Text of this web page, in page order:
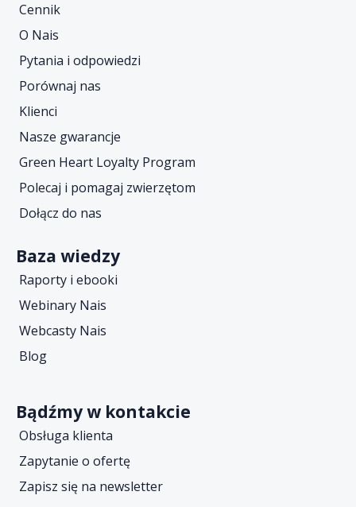
Cennik
O Nais
Pytania i odpowiedzi
Porównaj nas
Klienci
Nasze gwarancje
Green Heart Loyalty Program
Polecaj i pomagaj zwierzętom
Dołącz do nas
Baza wiedzy
Raporty i ebooki
Webinary Nais
Webcasty Nais
Blog
Bądźmy w kontakcie
Obsługa klienta
Zapytanie o ofertę
Zapisz się na newsletter